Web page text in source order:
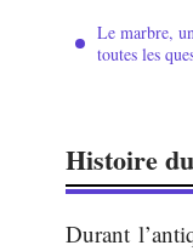
Le marbre,
toutes les
Histoire
Durant